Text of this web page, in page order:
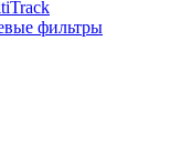
фильтры